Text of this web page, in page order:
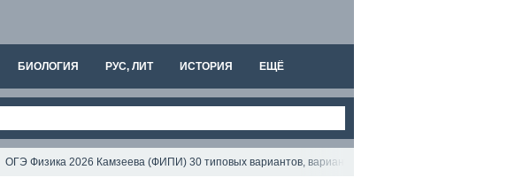
БИОЛОГИЯ РУС, ЛИТ ИСТОРИЯ ЕЩЁ
ОГЭ Физика 2026 Камзеева (ФИПИ) 30 типовых вариантов, вариант 15, подробный разбор всех